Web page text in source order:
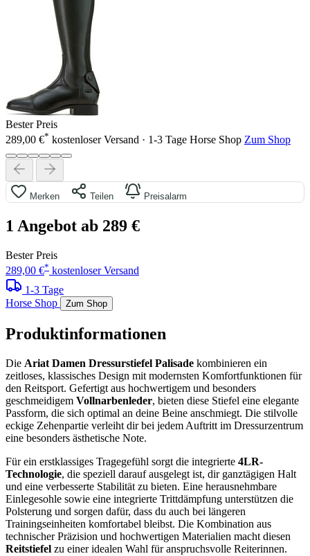
Bester Preis
289,00 €* kostenloser Versand · 1-3 Tage Horse Shop Zum Shop
Merken Teilen Preisalarm
1 Angebot ab 289 €
Bester Preis
289,00 €* kostenloser Versand
1-3 Tage
Horse Shop
Zum Shop
Produktinformationen
Die Ariat Damen Dressurstiefel Palisade kombinieren ein
zeitloses, klassisches Design mit modernsten Komfortfunktionen für
den Reitsport. Gefertigt aus hochwertigem und besonders
geschmeidigem Vollnarbenleder, bieten diese Stiefel eine elegante
Passform, die sich optimal an deine Beine anschmiegt. Die stilvolle
eckige Zehenpartie verleiht dir bei jedem Auftritt im Dressurzentrum
eine besonders ästhetische Note.
Für ein erstklassiges Tragegefühl sorgt die integrierte 4LR-
Technologie, die speziell darauf ausgelegt ist, dir ganztägigen Halt
und eine verbesserte Stabilität zu bieten. Eine herausnehmbare
Einlegesohle sowie eine integrierte Trittdämpfung unterstützen die
Polsterung und sorgen dafür, dass du auch bei längeren
Trainingseinheiten komfortabel bleibst. Die Kombination aus
technischer Präzision und hochwertigen Materialien macht diesen
Reitstiefel zu einer idealen Wahl für anspruchsvolle Reiterinnen.